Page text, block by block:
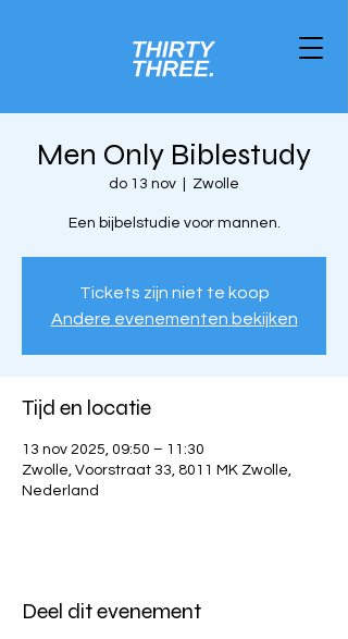
Men Only Biblestudy
do 13 nov Zwolle
Een bijbelstudie voor mannen.
Tickets zijn niet te koop
Andere evenementen bekijken
Tijd en locatie
13 nov 2025, 09:50 – 11:30
Zwolle, Voorstraat 33, 8011 MK Zwolle,
Nederland
Deel dit evenement